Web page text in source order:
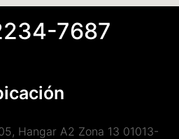
7687
Hangar A2 Zona 13 01013-